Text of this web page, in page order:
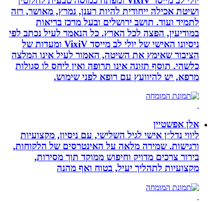
ושיטת אכילה ייחודית להיות רענן, נמרץ, מאושר, רזה
לתמיד ועוד. תושב ירושלים ובעל מרכז בריאות
במודיעין, הפצה לכל הארץ. כל הנאמר לעיל נכתב לפי
ניסיונו האישי של יולי לב מייסד VixiV ומעדות של
הציבור שאימץ את השיטה, האמור לעיל אינו המלצה
כלשהי. תוסף תזונה אינו תרופה ואין ליחס לו סגולות
מרפא, יש להיוועץ עם רופא לפני שימוש.
אלן אפשטיין
ליווי נדל״ן אישי לגיל השלישי, עם ניסיון, מקצועיות
ורגישות. שמירה מלאה על האינטרסים של הלקוחות,
בירור צרכים מדויק וחיפוש ממוקד תוך מסירות,
מקצועיות לתהליך יעיל, בטוח ואף מהנה